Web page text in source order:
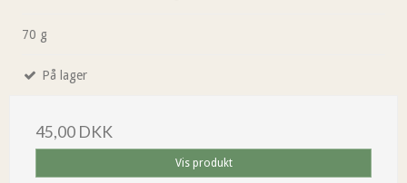
70 g
På lager
45,00 DKK
Vis produkt